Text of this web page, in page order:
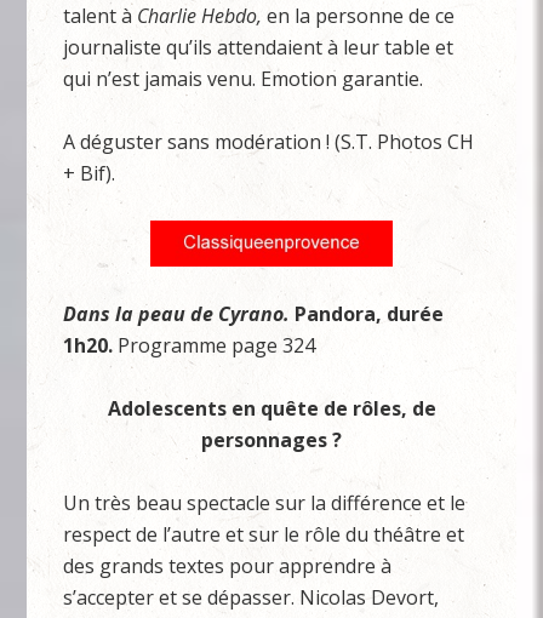
talent à CharlieHebdo,en la personne de ce
journaliste qu’ils attendaient à leur table et
qui n’est jamais venu. Emotion garantie.
A déguster sans modération ! (S.T. Photos CH
+ Bif).
Dans la peau de Cyrano. Pandora, durée
1h20. Programme page 324
Adolescents en quête de rôles, de
personnages ?
Un très beau spectacle sur la différence et le
respect de l’autre et sur le rôle du théâtre et
des grands textes pour apprendre à
s’accepter et se dépasser. Nicolas Devort,